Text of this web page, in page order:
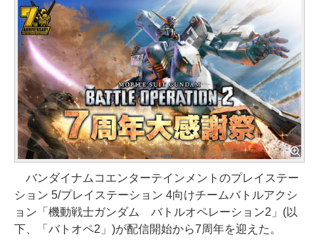
バンダイナムコエンターテインメントのプレイステー
ション 5/プレイステーション 4向けチームバトルアクシ
ョン「機動戦士ガンダム バトルオペレーション2」(以
下、「バトオペ2」)が配信開始から7周年を迎えた。